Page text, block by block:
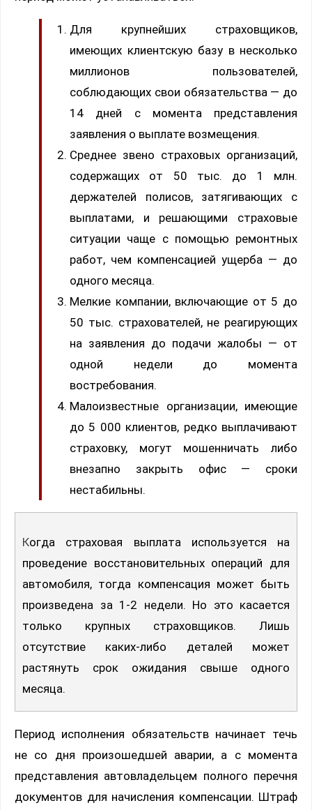
Для крупнейших страховщиков,
имеющих клиентскую базу в несколько
миллионов пользователей,
соблюдающих свои обязательства — до
14 дней с момента представления
заявления о выплате возмещения.
Среднее звено страховых организаций,
содержащих от 50 тыс. до 1 млн.
держателей полисов, затягивающих с
выплатами, и решающими страховые
ситуации чаще с помощью ремонтных
работ, чем компенсацией ущерба — до
одного месяца.
Мелкие компании, включающие от 5 до
50 тыс. страхователей, не реагирующих
на заявления до подачи жалобы — от
одной недели до момента
востребования.
Малоизвестные организации, имеющие
до 5 000 клиентов, редко выплачивают
страховку, могут мошенничать либо
внезапно закрыть офис — сроки
нестабильны.
Когда страховая выплата используется на
проведение восстановительных операций для
автомобиля, тогда компенсация может быть
произведена за 1-2 недели. Но это касается
только крупных страховщиков. Лишь
отсутствие каких-либо деталей может
растянуть срок ожидания свыше одного
месяца.
Период исполнения обязательств начинает течь
не со дня произошедшей аварии, а с момента
представления автовладельцем полного перечня
документов для начисления компенсации. Штраф